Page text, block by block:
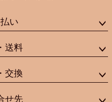
い
送料
交換
せ先